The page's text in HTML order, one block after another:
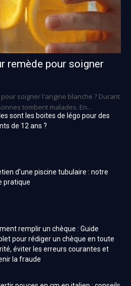
remède pour soigner
soigner l'angine blanche ? Durant
tombent malades. En...
sont les boites de légo pour des
de 12 ans ?
d’une piscine tubulaire : notre
pratique
remplir un chèque : Guide
pour rédiger un chèque en toute
éviter les erreurs courantes et
la fraude